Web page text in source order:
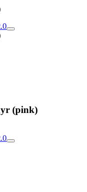
0
(pink)
0